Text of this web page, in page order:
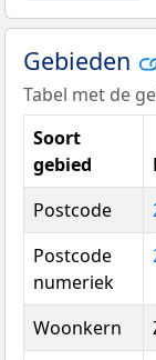
Gebieden
Tabel met de
Soort
gebied
Postcode
Postcode
numeriek
Woonkern